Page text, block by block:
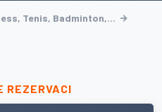
Tenis, Badminton,…
REZERVACI